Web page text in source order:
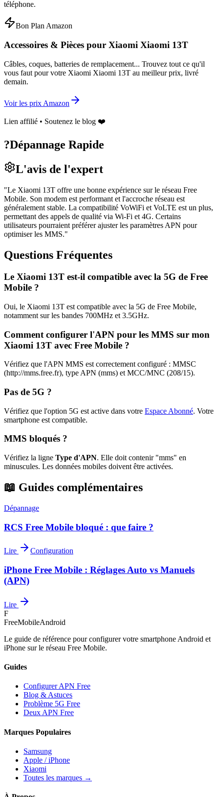
téléphone.
Bon Plan Amazon
Accessoires & Pièces pour Xiaomi Xiaomi 13T
Câbles, coques, batteries de remplacement... Trouvez tout ce qu'il
vous faut pour votre Xiaomi Xiaomi 13T au meilleur prix, livré
demain.
Voir les prix Amazon
Lien affilié • Soutenez le blog ❤️
?Dépannage Rapide
L'avis de l'expert
"Le Xiaomi 13T offre une bonne expérience sur le réseau Free
Mobile. Son modem est performant et l'accroche réseau est
généralement stable. La compatibilité VoWiFi et VoLTE est un plus,
permettant des appels de qualité via Wi-Fi et 4G. Certains
utilisateurs pourraient préférer ajuster les paramètres APN pour
optimiser les MMS."
Questions Fréquentes
Le Xiaomi 13T est-il compatible avec la 5G de Free
Mobile ?
Oui, le Xiaomi 13T est compatible avec la 5G de Free Mobile,
notamment sur les bandes 700MHz et 3.5GHz.
Comment configurer l'APN pour les MMS sur mon
Xiaomi 13T avec Free Mobile ?
Vérifiez que l'APN MMS est correctement configuré : MMSC
(http://mms.free.fr), type APN (mms) et MCC/MNC (208/15).
Pas de 5G ?
Vérifiez que l'option 5G est active dans votre Espace Abonné. Votre
smartphone est compatible.
MMS bloqués ?
Vérifiez la ligne Type d'APN. Elle doit contenir "mms" en
minuscules. Les données mobiles doivent être activées.
📖 Guides complémentaires
Dépannage
RCS Free Mobile bloqué : que faire ?
Lire Configuration
iPhone Free Mobile : Réglages Auto vs Manuels
(APN)
Lire
F
FreeMobileAndroid
Le guide de référence pour configurer votre smartphone Android et
iPhone sur le réseau Free Mobile.
Guides
Configurer APN Free
Blog & Astuces
Problème 5G Free
Deux APN Free
Marques Populaires
Samsung
Apple / iPhone
Xiaomi
Toutes les marques →